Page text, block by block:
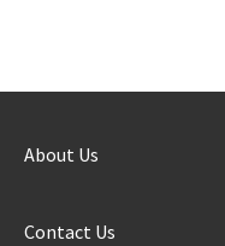
About Us
Contact Us